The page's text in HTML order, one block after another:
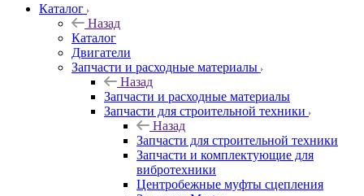
Каталог
Назад
Каталог
Двигатели
Запчасти и расходные материалы
Назад
Запчасти и расходные материалы
Запчасти для строительной техники
Назад
Запчасти для строительной техники
Запчасти и комплектующие для
вибротехники
Центробежные муфты сцепления